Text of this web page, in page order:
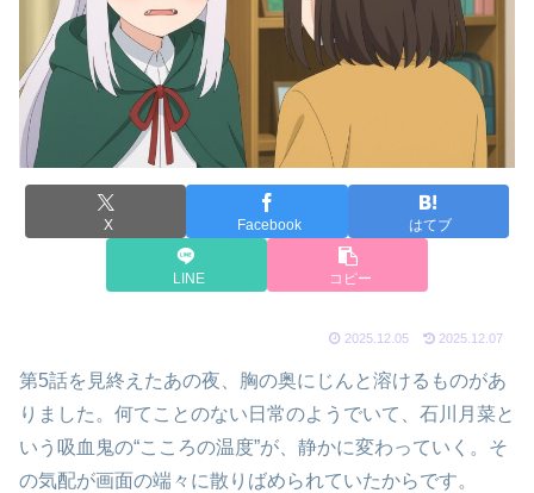
X Facebook はてブ
LINE コピー
2025.12.05 2025.12.07
第5話を見終えたあの夜、胸の奥にじんと溶けるものがあ
りました。何てことのない日常のようでいて、石川月菜と
いう吸血鬼の“こころの温度”が、静かに変わっていく。そ
の気配が画面の端々に散りばめられていたからです。